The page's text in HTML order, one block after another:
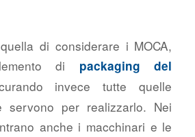
di considerare i MOCA,
di packaging del
invece tutte quelle
servono per realizzarlo. Nei
anche i macchinari e le